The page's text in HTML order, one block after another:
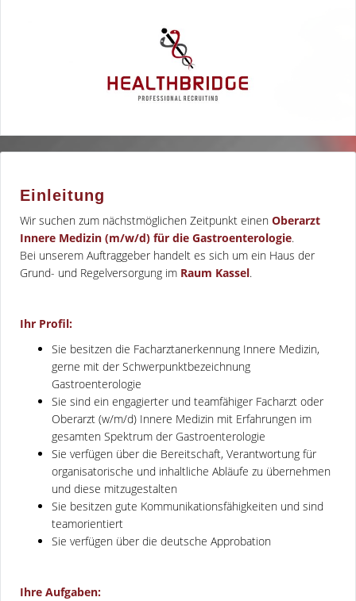
Einleitung
Wir suchen zum nächstmöglichen Zeitpunkt einen Oberarzt
Innere Medizin (m/w/d) für die Gastroenterologie.
Bei unserem Auftraggeber handelt es sich um ein Haus der
Grund- und Regelversorgung im Raum Kassel.
Ihr Profil:
Sie besitzen die Facharztanerkennung Innere Medizin,
gerne mit der Schwerpunktbezeichnung
Gastroenterologie
Sie sind ein engagierter und teamfähiger Facharzt oder
Oberarzt (w/m/d) Innere Medizin mit Erfahrungen im
gesamten Spektrum der Gastroenterologie
Sie verfügen über die Bereitschaft, Verantwortung für
organisatorische und inhaltliche Abläufe zu übernehmen
und diese mitzugestalten
Sie besitzen gute Kommunikationsfähigkeiten und sind
teamorientiert
Sie verfügen über die deutsche Approbation
Ihre Aufgaben: